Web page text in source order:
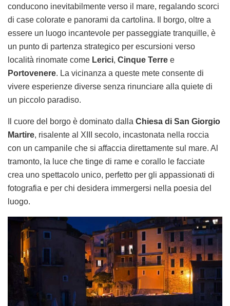
conducono inevitabilmente verso il mare, regalando scorci
di case colorate e panorami da cartolina. Il borgo, oltre a
essere un luogo incantevole per passeggiate tranquille, è
un punto di partenza strategico per escursioni verso
località rinomate come Lerici, Cinque Terre e
Portovenere. La vicinanza a queste mete consente di
vivere esperienze diverse senza rinunciare alla quiete di
un piccolo paradiso.
Il cuore del borgo è dominato dalla Chiesa di San Giorgio
Martire, risalente al XIII secolo, incastonata nella roccia
con un campanile che si affaccia direttamente sul mare. Al
tramonto, la luce che tinge di rame e corallo le facciate
crea uno spettacolo unico, perfetto per gli appassionati di
fotografia e per chi desidera immergersi nella poesia del
luogo.